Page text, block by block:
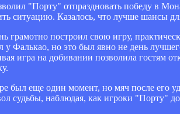
"Порту" отпраздновать победу в
ситуацию. Казалось, что лучше шансы
грамотно построил свою игру,
у Фалькао, но это был явно не день
игра на добивании позволила гостям
был еще один момент, но мяч после его
судьбы, наблюдая, как игроки "Порту"